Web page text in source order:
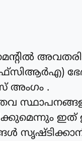
അംഗം .
ഇത്